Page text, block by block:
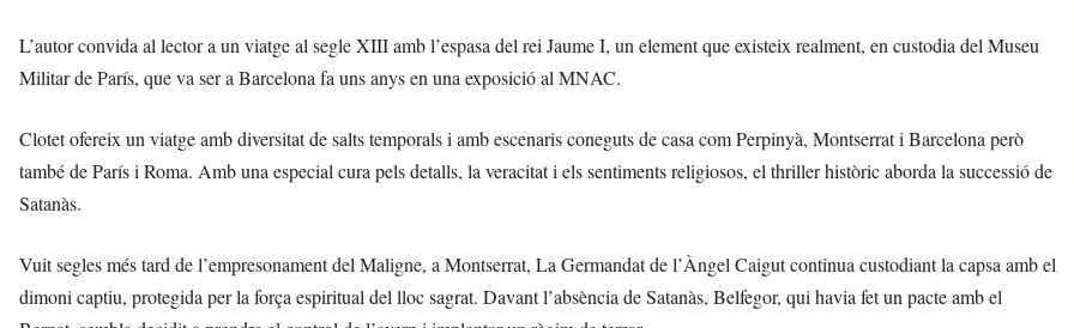
L’autor convida al lector a un viatge al segle XIII amb l’espasa del rei Jaume I, un element que existeix realment, en custodia del Museu
Militar de París, que va ser a Barcelona fa uns anys en una exposició al MNAC.
Clotet ofereix un viatge amb diversitat de salts temporals i amb escenaris coneguts de casa com Perpinyà, Montserrat i Barcelona però
també de París i Roma. Amb una especial cura pels detalls, la veracitat i els sentiments religiosos, el thriller històric aborda la successió de
Satanàs.
Vuit segles més tard de l’empresonament del Maligne, a Montserrat, La Germandat de l’Àngel Caigut continua custodiant la capsa amb el
dimoni captiu, protegida per la força espiritual del lloc sagrat. Davant l’absència de Satanàs, Belfegor, qui havia fet un pacte amb el